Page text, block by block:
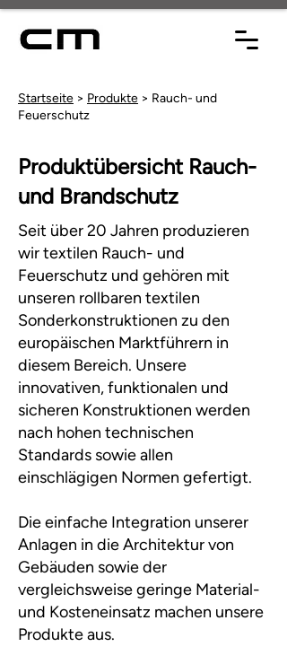
Startseite > Produkte > Rauch- und
Feuerschutz
Produktübersicht Rauch-
und Brandschutz
Seit über 20 Jahren produzieren
wir textilen Rauch- und
Feuerschutz und gehören mit
unseren rollbaren textilen
Sonderkonstruktionen zu den
europäischen Marktführern in
diesem Bereich. Unsere
innovativen, funktionalen und
sicheren Konstruktionen werden
nach hohen technischen
Standards sowie allen
einschlägigen Normen gefertigt.
Die einfache Integration unserer
Anlagen in die Architektur von
Gebäuden sowie der
vergleichsweise geringe Material-
und Kosteneinsatz machen unsere
Produkte aus.